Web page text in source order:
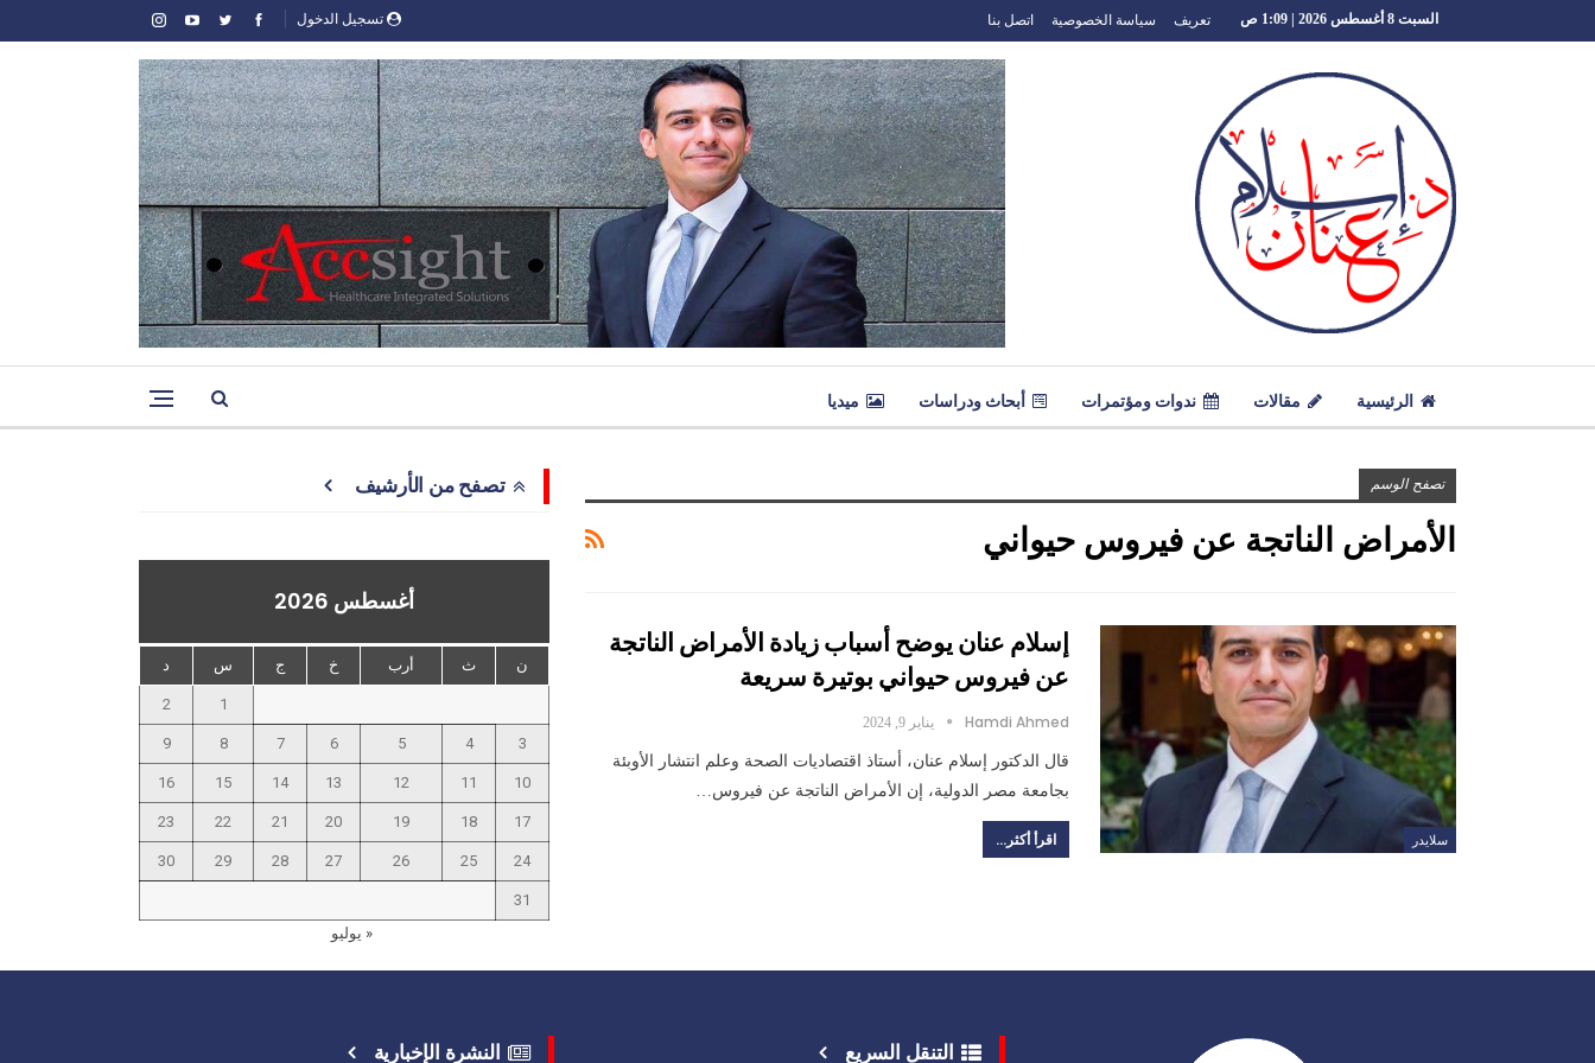
تسجيل الدخول السبت 8 أغسطس 2026 | 1:09 ص تعريف سياسة الخصوصية اتصل بنا
الرئيسية مقالات ندوات ومؤتمرات أبحاث ودراسات ميديا
تصفح الوسم
الأمراض الناتجة عن فيروس حيواني
سلايدر
إسلام عنان يوضح أسباب زيادة الأمراض الناتجة
عن فيروس حيواني بوتيرة سريعة
Hamdi Ahmed يناير 9, 2024
قال الدكتور إسلام عنان، أستاذ اقتصاديات الصحة وعلم انتشار الأوبئة
بجامعة مصر الدولية، إن الأمراض الناتجة عن فيروس…
اقرأ أكثر...
تصفح من الأرشيف
أغسطس 2026
ن ث أرب خ ج س د
1
2
3
4
5
6
7
8
9
10
11
12
13
14
15
16
17
18
19
20
21
22
23
24
25
26
27
28
29
30
31
« يوليو
التنقل السريع النشرة الإخبارية